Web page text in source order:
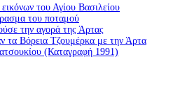
του Αγίου Βασιλείου
του ποταμού
την αγορά της Άρτας
τα Βόρεια Τζουμέρκα με την Άρτα
(Καταγραφή 1991)